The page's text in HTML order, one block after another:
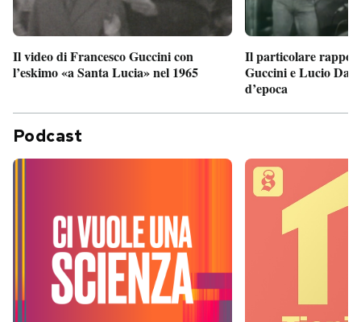
Il video di Francesco Guccini con
l’eskimo «a Santa Lucia» nel 1965
Il particolare
Guccini e Lucio
d’epoca
Podcast